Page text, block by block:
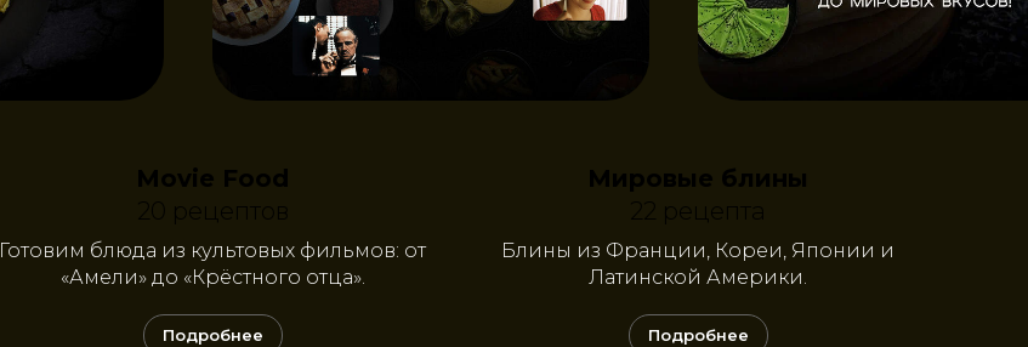
Movie Food
20 рецептов
Готовим блюда из культовых фильмов: от
«Амели» до «Крёстного отца».
Подробнее
Мировые блины
22 рецепта
Блины из Франции, Кореи, Японии и
Латинской Америки.
Подробнее